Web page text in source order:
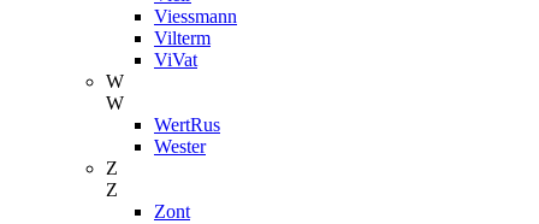
Viessmann
Vilterm
ViVat
W
W
WertRus
Wester
Z
Z
Zont